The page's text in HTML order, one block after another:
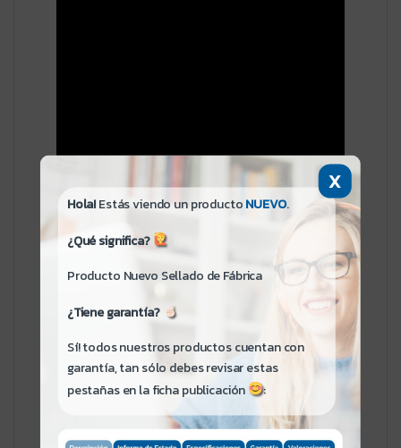
X
Hola!Estás viendo un productoNUEVO.
¿Qué significa?
Producto Nuevo Sellado de Fábrica
¿Tiene garantía?
Sí! todos nuestros productos cuentan con
garantía, tan sólo debes revisar estas
pestañas en la ficha publicación
: